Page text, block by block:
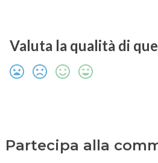
Valuta la qualità di
Partecipa alla